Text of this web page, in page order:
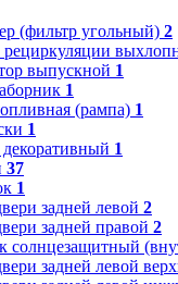
(фильтр угольный) 2
выпускной 1
1
(рампа) 1
1
1
37
1
задней левой 2
задней правой 2
солнцезащитный
задней левой